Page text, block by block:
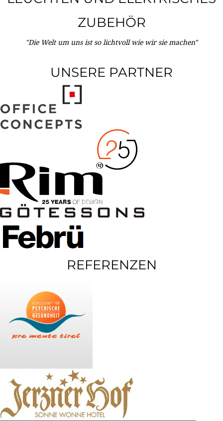
ZUBEHÖR
"Die Welt um uns ist so lichtvoll wie wir sie machen"
UNSERE PARTNER
REFERENZEN